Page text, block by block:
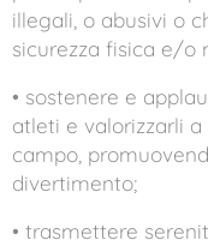
illegali, o abusivi o
sicurezza fisica e/o
• sostenere e
atleti e valorizzarli
campo,
divertimento;
• trasmettere